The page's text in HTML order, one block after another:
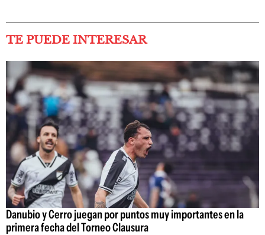
TE PUEDE INTERESAR
Danubio y Cerro juegan por puntos muy importantes en la
primera fecha del Torneo Clausura